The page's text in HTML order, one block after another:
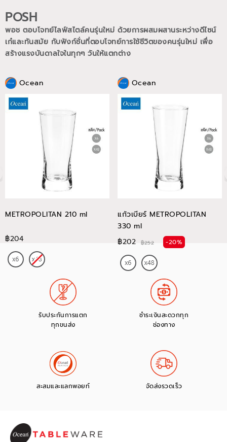
POSH
พอช ตอบโจทย์ไลฟ์สไตล์คนรุ่นใหม่ ด้วยการผสมผสานระหว่างดีไซน์
เก๋และทันสมัย กับฟังก์ชั่นที่ตอบโจทย์การใช้ชีวิตของคนรุ่นใหม่ เพื่อ
สร้างแรงบันดาลใจในทุกๆ วันให้แตกต่าง
Ocean
METROPOLITAN 210 ml
฿204
Ocean
แก้วเบียร์ METROPOLITAN
330 ml
฿202
฿252 -20%
รับประกันการแตก
ทุกขนส่ง
ชำระเงินสะดวกทุก
ช่องทาง
สะสมและแลกพอยท์ จัดส่งรวดเร็ว